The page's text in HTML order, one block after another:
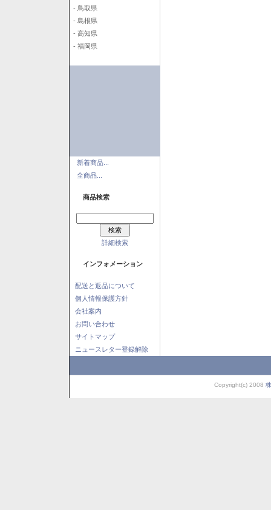
- 鳥取県
- 島根県
- 高知県
- 福岡県
新着商品...
全商品...
商品検索
詳細検索
インフォメーション
配送と返品について
個人情報保護方針
会社案内
お問い合わせ
サイトマップ
ニュースレター登録解除
Copyright(c) 2008